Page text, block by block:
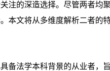
注的深造选择。尽管两者均
本文将从多维度解析二者的
备法学本科背景的从业者，